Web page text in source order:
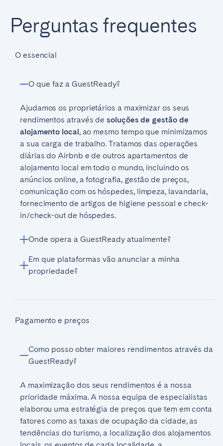
Perguntas frequentes
O essencial
O que faz a GuestReady?
Ajudamos os proprietários a maximizar os seus
rendimentos através desoluções de gestão de
alojamento local, ao mesmo tempo que minimizamos
a sua carga de trabalho. Tratamos das operações
diárias do Airbnb e de outros apartamentos de
alojamento local em todo o mundo, incluindo os
anúncios online, a fotografia, gestão de preços,
comunicação com os hóspedes, limpeza, lavandaria,
fornecimento de artigos de higiene pessoal e check-
in/check-out de hóspedes.
Onde opera a GuestReady atualmente?
Operamos em múltiplos locais em todo o mundo,
fornecendoserviços de gestão de Airbn
Em que plataformas vão anunciar a minha
propriedade?
GuestReady(a nossa própria plataforma!),
Contudo, dependerá da localização da propriedade,
determinada plataforma não corresponder aos
requisitos ou não for adequada ao público-alvo, pode
não constar da lista.
Pagamento e preços
Como posso obter maiores rendimentos através da
GuestReady?
A maximização dos seus rendimentos é a nossa
prioridade máxima. A nossa equipa de especialistas
elaborou uma estratégia de preços que tem em conta
fatores como as taxas de ocupação da cidade, as
tendências do turismo, a localização dos alojamentos